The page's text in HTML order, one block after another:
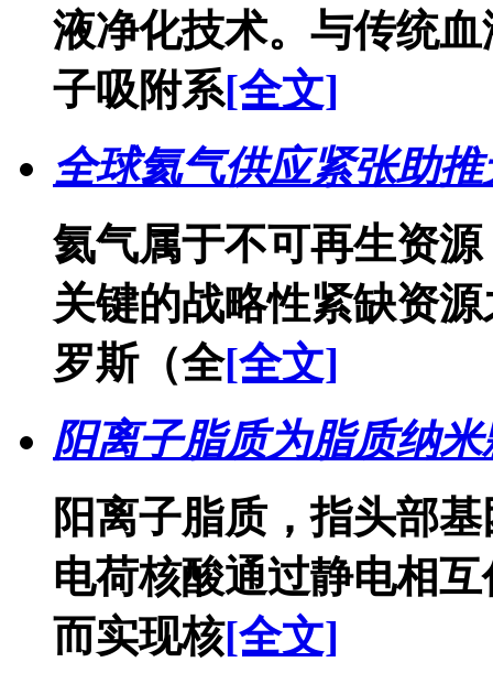
液净化技术。与传统
子吸附系[全文]
全球氦气供应紧张助
氦气属于不可再生资
关键的战略性紧缺资
罗斯（全[全文]
阳离子脂质为脂质纳
阳离子脂质，指头部
电荷核酸通过静电相
而实现核[全文]